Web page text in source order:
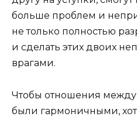
больше проблем и
не только полностью
и сделать этих двоих
врагами.
Чтобы отношения
были гармоничными,